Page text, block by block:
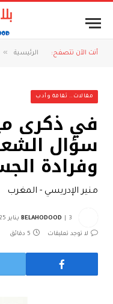
أنت الآن تتصفح: الرئيسية »
مقالات.. ثقافة وأدب
في ذكرى
سؤال
وفرادة
منير الإدريسي - المغرب
BELAHODOOD 3 يناير 2025
لا توجد تعليقات 5 دقائق